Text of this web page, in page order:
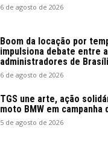
6 de agosto de 2026
Boom da locação por
impulsiona debate entre
administradores de
6 de agosto de 2026
TGS une arte, ação
moto BMW em campanha
5 de agosto de 2026